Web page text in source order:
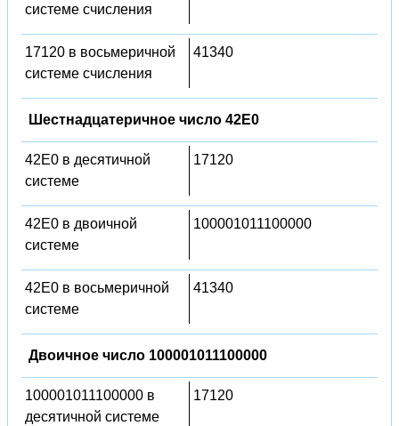
системе счисления
17120 в восьмеричной
системе счисления
41340
Шестнадцатеричное число 42E0
42E0 в десятичной
системе
17120
42E0 в двоичной
системе
100001011100000
42E0 в восьмеричной
системе
41340
Двоичное число 100001011100000
100001011100000 в
десятичной системе
17120